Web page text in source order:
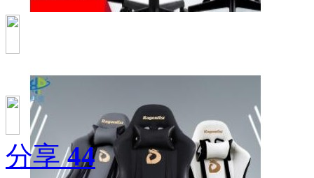
分享44